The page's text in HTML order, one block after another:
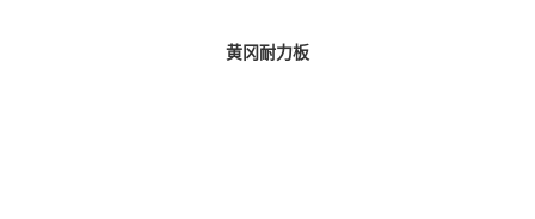
黄冈耐力板